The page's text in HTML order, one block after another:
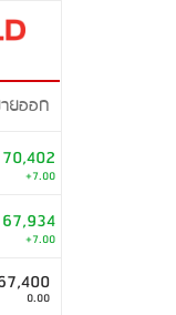
ยออก
70,402
+7.00
67,934
+7.00
0.00